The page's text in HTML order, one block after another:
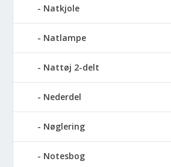
Natkjole
Natlampe
Nattøj 2-delt
Nederdel
Nøglering
Notesbog